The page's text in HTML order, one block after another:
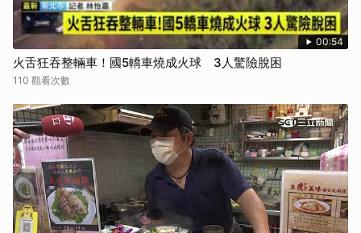
00:54
火舌狂吞整輛車！國5轎車燒成火球 3人驚險脫困
110 觀看次數